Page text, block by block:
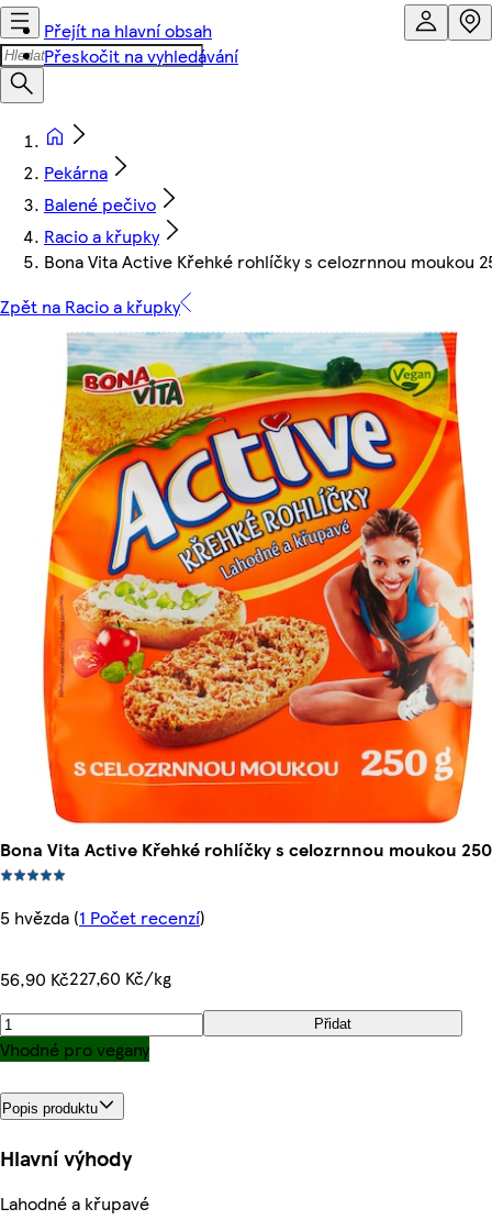
Přejít na hlavní obsah
Přeskočit na vyhledávání
Pekárna
Balené pečivo
Racio a křupky
Bona Vita Active Křehké rohlíčky s celozrnnou moukou
Zpět na Racio a křupky
Bona Vita Active Křehké rohlíčky s celozrnnou moukou
5 hvězda (1 Počet recenzí)
56,90 Kč227,60 Kč/kg
Přidat
Vhodné pro vegany
Popis produktu
Hlavní výhody
Lahodné a křupavé